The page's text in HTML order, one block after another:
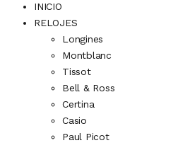
INICIO
RELOJES
Longines
Montblanc
Tissot
Bell & Ross
Certina
Casio
Paul Picot